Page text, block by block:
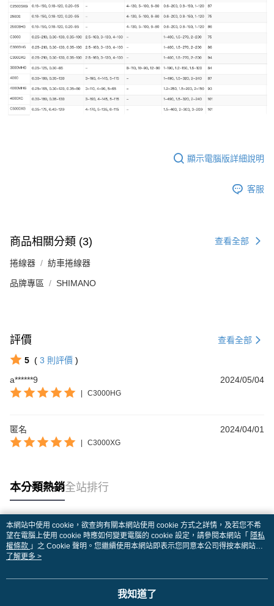
顯示電腦版詳細說明
客服
商品相關分類 (3) 查看全部
捲線器 紡車捲線器
品牌專區 SHIMANO
評價 查看全部
5 ( 3 則評價 )
a******9
2024/05/04
C3000HG
匿名 2024/04/01
C3000XG
本分類熱銷全站排行
熱門標籤
本網站中使用 cookie，欲查詢有關本網站使用 cookie 方式之詳情，及若您不希
望在電腦上使用 cookie 時應如何變更電腦的 cookie 設定，請參閱本網站「 隱私
權條款 」之 Cookie 聲明。您繼續使用本網站即表示您同意本公司得按本網站使
用條款之 Cookie 聲明使用 cookie。
了解更多 >
我知道了